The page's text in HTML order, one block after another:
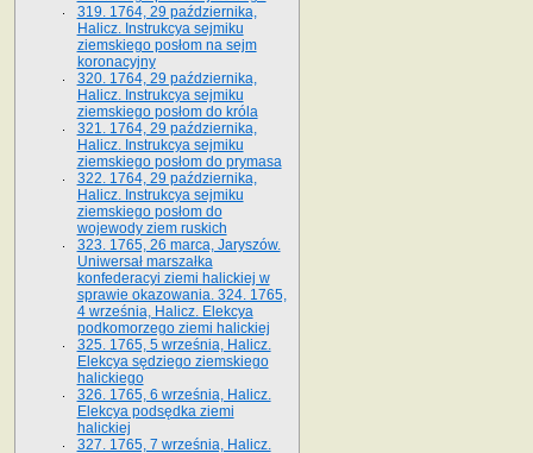
319. 1764, 29 października,
Halicz. Instrukcya sejmiku
ziemskiego posłom na sejm
koronacyjny
320. 1764, 29 października,
Halicz. Instrukcya sejmiku
ziemskiego posłom do króla
321. 1764, 29 października,
Halicz. Instrukcya sejmiku
ziemskiego posłom do prymasa
322. 1764, 29 października,
Halicz. Instrukcya sejmiku
ziemskiego posłom do
wojewody ziem ruskich
323. 1765, 26 marca, Jaryszów.
Uniwersał marszałka
konfederacyi ziemi halickiej w
sprawie okazowania. 324. 1765,
4 września, Halicz. Elekcya
podkomorzego ziemi halickiej
325. 1765, 5 września, Halicz.
Elekcya sędziego ziemskiego
halickiego
326. 1765, 6 września, Halicz.
Elekcya podsędka ziemi
halickiej
327. 1765, 7 września, Halicz.